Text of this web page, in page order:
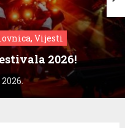
Vijesti
2026!